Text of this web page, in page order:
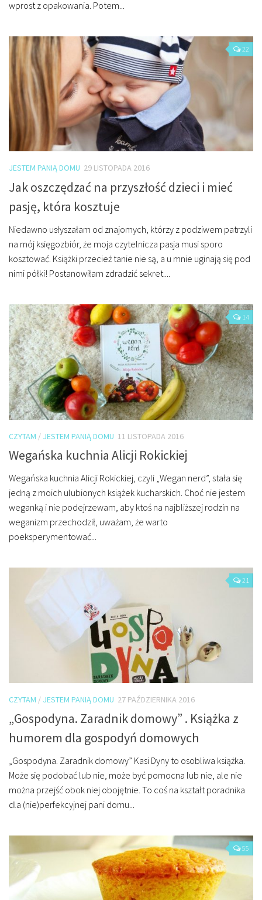
wprost z opakowania. Potem...
22
JESTEM PANIĄ DOMU 29 LISTOPADA 2016
Jak oszczędzać na przyszłość dzieci i mieć
pasję, która kosztuje
Niedawno usłyszałam od znajomych, którzy z podziwem patrzyli
na mój księgozbiór, że moja czytelnicza pasja musi sporo
kosztować. Książki przecież tanie nie są, a u mnie uginają się pod
nimi półki! Postanowiłam zdradzić sekret....
14
CZYTAM / JESTEM PANIĄ DOMU 11 LISTOPADA 2016
Wegańska kuchnia Alicji Rokickiej
Wegańska kuchnia Alicji Rokickiej, czyli „Wegan nerd”, stała się
jedną z moich ulubionych książek kucharskich. Choć nie jestem
weganką i nie podejrzewam, aby ktoś na najbliższej rodzin na
weganizm przechodził, uważam, że warto
poeksperymentować...
21
CZYTAM / JESTEM PANIĄ DOMU 27 PAŹDZIERNIKA 2016
„Gospodyna. Zaradnik domowy” . Książka z
humorem dla gospodyń domowych
„Gospodyna. Zaradnik domowy” Kasi Dyny to osobliwa książka.
Może się podobać lub nie, może być pomocna lub nie, ale nie
można przejść obok niej obojętnie. To coś na kształt poradnika
dla (nie)perfekcyjnej pani domu...
55